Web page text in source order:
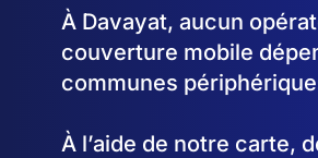
À Davayat, aucun
couverture mobile
communes
À l’aide de notre carte,